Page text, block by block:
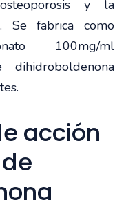
y la
Se fabrica como
100mg/ml
acción